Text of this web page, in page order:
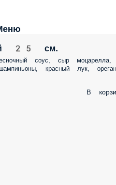
см.
соус, сыр моцарелла, сочный
лук, орегано.
В